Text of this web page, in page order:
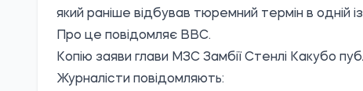
який раніше відбував тюремний термін в одній
Про це повідомляє BBC.
Копію заяви глави МЗС Замбії Стенлі Какубо
Журналісти повідомляють: